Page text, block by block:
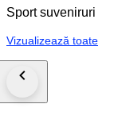
Sport suveniruri
Vizualizează toate